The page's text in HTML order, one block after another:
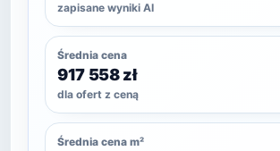
zapisane wyniki AI
Średnia cena
917 558 zł
dla ofert z ceną
Średnia cena m²